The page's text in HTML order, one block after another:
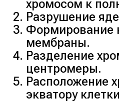
хромосом к
Разрушение
Формирование
мембраны.
Разделение
центромеры.
Расположение
экватору